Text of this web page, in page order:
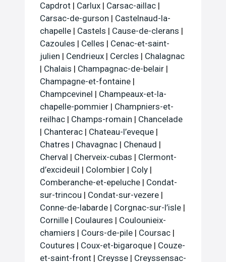
Capdrot | Carlux | Carsac-aillac |
Carsac-de-gurson | Castelnaud-la-
chapelle | Castels | Cause-de-clerans |
Cazoules | Celles | Cenac-et-saint-
julien | Cendrieux | Cercles | Chalagnac
| Chalais | Champagnac-de-belair |
Champagne-et-fontaine |
Champcevinel | Champeaux-et-la-
chapelle-pommier | Champniers-et-
reilhac | Champs-romain | Chancelade
| Chanterac | Chateau-l’eveque |
Chatres | Chavagnac | Chenaud |
Cherval | Cherveix-cubas | Clermont-
d’excideuil | Colombier | Coly |
Comberanche-et-epeluche | Condat-
sur-trincou | Condat-sur-vezere |
Conne-de-labarde | Corgnac-sur-l’isle |
Cornille | Coulaures | Coulounieix-
chamiers | Cours-de-pile | Coursac |
Coutures | Coux-et-bigaroque | Couze-
et-saint-front | Creysse | Creyssensac-